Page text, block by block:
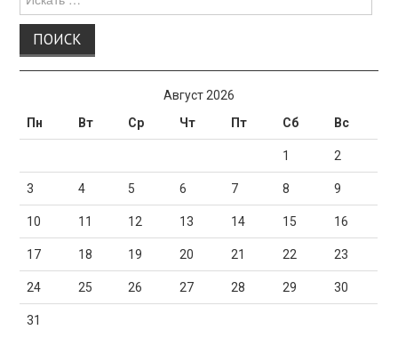
для:
Август 2026
Пн
Вт Ср Чт Пт Сб Вс
1 2
3 4 5 6 7 8 9
10 11 12 13 14 15 16
17 18 19 20 21 22 23
24 25 26 27 28 29 30
31